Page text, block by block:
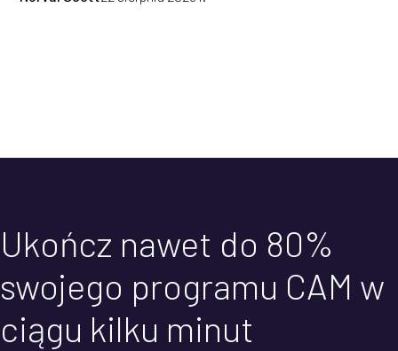
Ukończ nawet do 80%
swojego programu CAM w
ciągu kilku minut